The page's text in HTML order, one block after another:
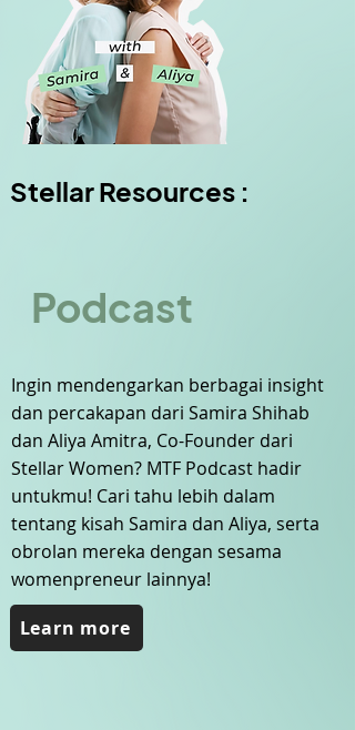
Stellar Resources :
Podcast
Ingin mendengarkan berbagai insight
dan percakapan dari Samira Shihab
dan Aliya Amitra, Co-Founder dari
Stellar Women? MTF Podcast hadir
untukmu! Cari tahu lebih dalam
tentang kisah Samira dan Aliya, serta
obrolan mereka dengan sesama
womenpreneur lainnya!
Learn more